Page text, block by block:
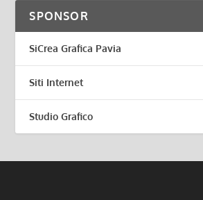
SPONSOR
SiCrea Grafica Pavia
Siti Internet
Studio Grafico